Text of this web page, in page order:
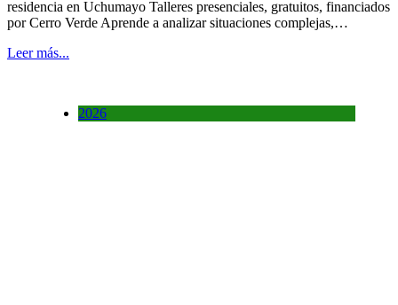
residencia en Uchumayo Talleres presenciales, gratuitos, financiados
por Cerro Verde Aprende a analizar situaciones complejas,…
Leer más...
2026